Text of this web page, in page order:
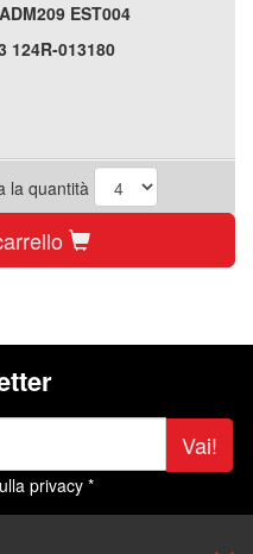
EST004
124R-013180
la quantità
Vai!
privacy *